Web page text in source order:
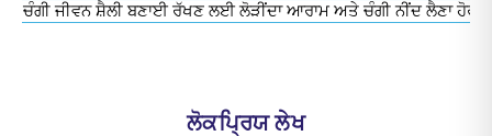
ਚੰਗੀ ਜੀਵਨ ਸ਼ੈਲੀ ਬਣਾਈ ਰੱਖਣ ਲਈ ਲੋੜੀਂਦਾ ਆਰਾਮ ਅਤੇ ਚੰਗੀ ਨੀਂਦ ਲੈਣਾ ਹੋਰ
ਲੋਕਪ੍ਰਿਯ ਲੇਖ